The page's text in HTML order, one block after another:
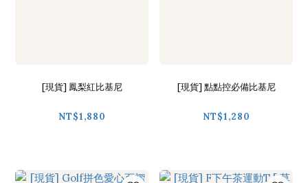
[現貨] 鳳梨紅比基尼
NT$1,880
[現貨] 點點控必備比基尼
NT$1,280